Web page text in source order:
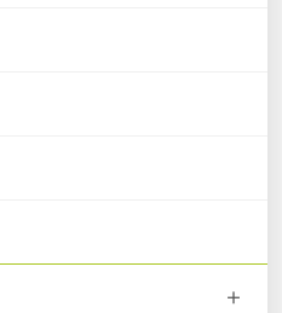
+